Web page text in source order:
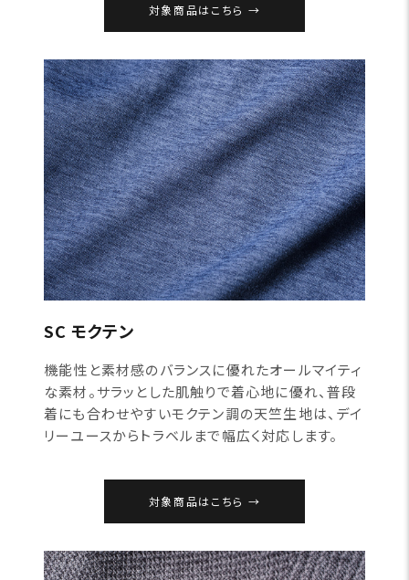
対象商品はこちら
SC モクテン
機能性と素材感のバランスに優れたオールマイティ
な素材。サラッとした肌触りで着心地に優れ、普段
着にも合わせやすいモクテン調の天竺生地は、デイ
リーユースからトラベルまで幅広く対応します。
対象商品はこちら